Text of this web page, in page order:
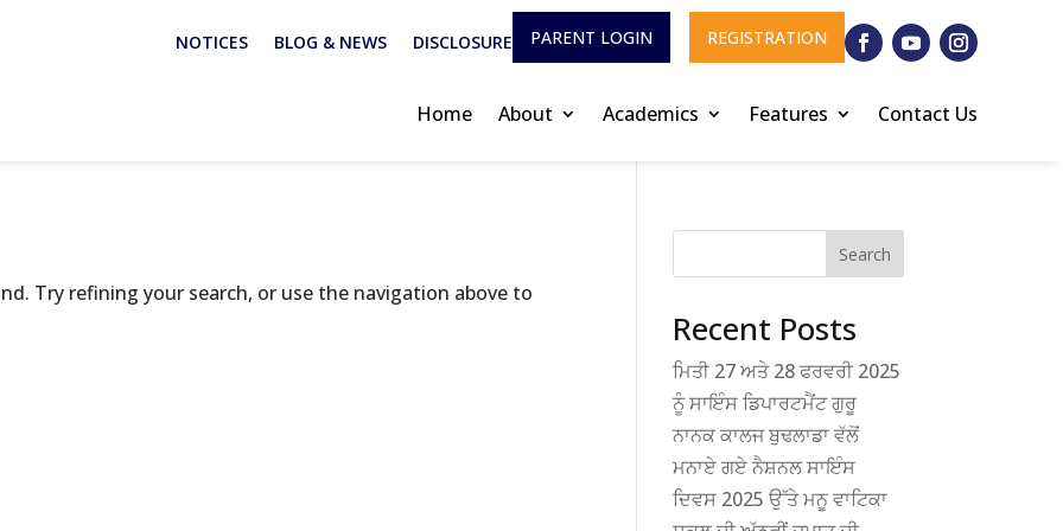
NOTICES BLOG & NEWS DISCLOSURE PARENT LOGIN REGISTRATION
Home About Academics Features Contact Us
Try refining your search, or use the navigation above to
Search
Recent Posts
ਮਿਤੀ 27 ਅਤੇ 28 ਫਰਵਰੀ 2025
ਨੂੰ ਸਾਇੰਸ ਡਿਪਾਰਟਮੈਂਟ ਗੁਰੂ
ਨਾਨਕ ਕਾਲਜ ਬੁਢਲਾਡਾ ਵੱਲੋਂ
ਮਨਾਏ ਗਏ ਨੈਸ਼ਨਲ ਸਾਇੰਸ
ਦਿਵਸ 2025 ਉੱਤੇ ਮਨੂ ਵਾਟਿਕਾ